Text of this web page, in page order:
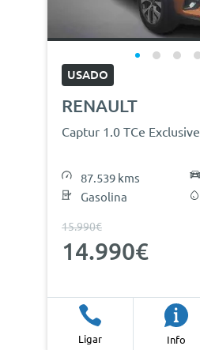
USADO
RENAULT
Captur 1.0 TCe Exclusive
87.539 kms
Gasolina
15.990€
14.990€
Ligar Info